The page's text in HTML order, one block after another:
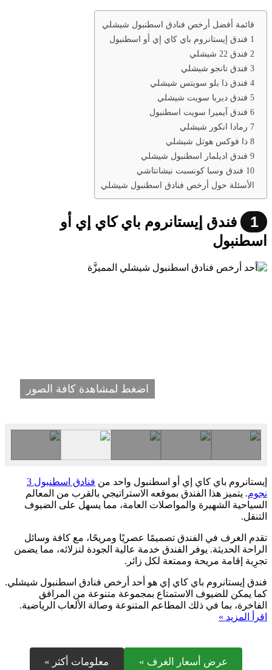
قائمة أفضل أرخص فنادق اسطنبول شيشلي
1 فندق إيستانروم باي كاي إي أو اسطنبول
2 فندق 22 شيشلي
3 فندق تانجو شيشلي
4 فندق ذا بلو سويتس شيشلي
5 فندق ديربا سويت شيشلي
6 فندق آيميرا سويت اسطنبول
7 رمادا انكور شيشلي
8 ذا فوكس هوتل شيشلي
9 فندق اديلمار اسطنبول شيشلي
10 فندق وسبا كونسبت نيشانتاشي
الأسئلة حول أرخص فنادق اسطنبول شيشلي
1
فندق إيستانروم باي كاي إي أو
اسطنبول
اضغط لمشاهدة كافة الصور
إيستانروم باي كاي إي أو اسطنبول واحد من
فنادق اسطنبول 3
نجوم. يتميز هذا الفندق بموقعه الاستراتيجي بالقرب من المعالم
السياحية الشهيرة والمواصلات العامة، مما يسهل على الضيوف
التنقل.
تقدم الغرف في الفندق تصميمًا عصريًا ومريحًا، مع كافة وسائل
الراحة الحديثة. يوفر الفندق خدمة عالية الجودة لنزلائه، مما يضمن
تجرِبة إقامة مريحة وممتعة لكل زائر.
فندق إيستانروم باي كاي إي هو أحد أرخص فنادق اسطنبول شيشلي.
كما يمكن للضيوف الاستمتاع بمجموعة متنوعة من المرافق
الفاخرة، بما في ذلك المطاعم المتنوعة وصالة الألعاب الرياضية.
اقرأ المزيد »
عرض أسعار الغرف » معلومات أكثر »